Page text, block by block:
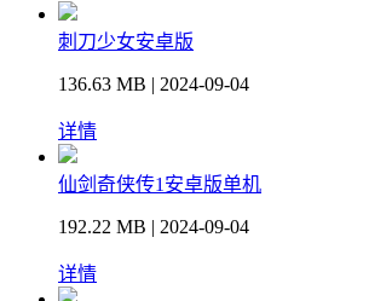
刺刀少女安卓版
136.63 MB | 2024-09-04
详情
仙剑奇侠传1安卓版单机
192.22 MB | 2024-09-04
详情